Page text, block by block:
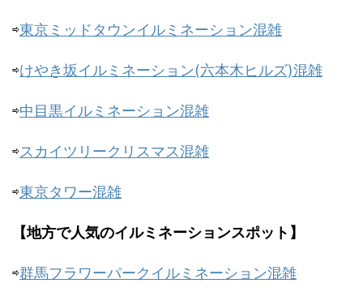
⇨東京ミッドタウンイルミネーション混雑
⇨けやき坂イルミネーション(六本木ヒルズ)混雑
⇨中目黒イルミネーション混雑
⇨スカイツリークリスマス混雑
⇨東京タワー混雑
【地方で人気のイルミネーションスポット】
⇨群馬フラワーパークイルミネーション混雑